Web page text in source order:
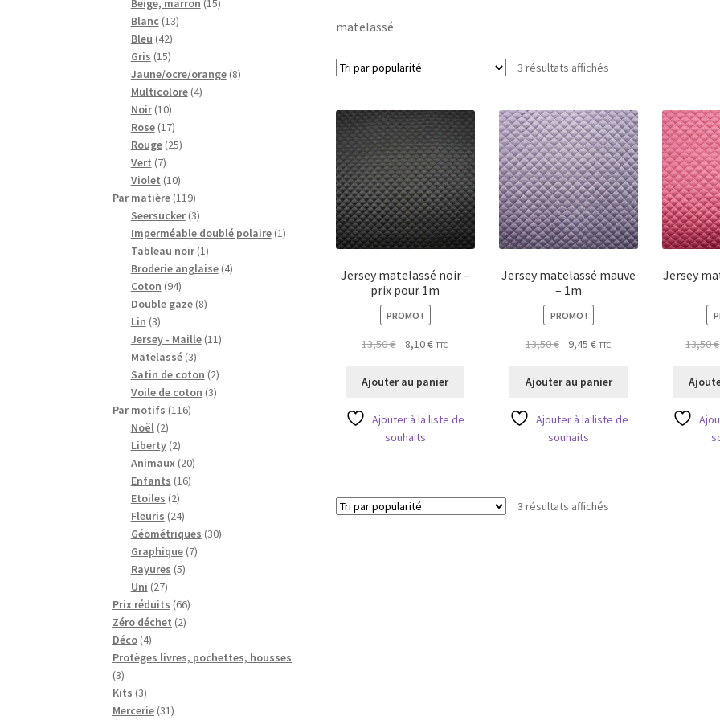
matelassé
3 résultats affichésTrié
Jersey matelassé noir –
prix pour 1m
PROMO !
13,50€
Le
initial
13,50 €.
8,10€Le
actuel
8,10 €.
TTC
Ajouter au panier
Ajouter à la liste de
souhaits
Jersey matelassé mauve
– 1m
PROMO !
13,50€
Le
initial
13,50 €.
9,45€Le
actuel
9,45 €.
TTC
Ajouter au panier
Ajouter à la liste de
souhaits
Jersey
13,50€
3 résultats affichésTrié
Blanc 1313
Bleu 4242
produits
Gris 1515
produits
Jaune/ocre/orange 88
Multicolore 44
Noir 1010
produits
Rose 1717
produits
Rouge 2525
Vert 77
produits
Violet 1010
produits
Par matière 119119
produits
Seersucker 33
produits
Imperméable doublé polaire 11
Tableau noir 11
produit
Broderie anglaise 44
Coton 9494
produits
Double gaze 88
Lin 33
produits
Jersey - Maille 1111
Matelassé 33
produits
Satin de coton 22
produits
Voile de coton 33
Par motifs 116116
Noël 22
produits
Liberty 22
produits
Animaux 2020
Enfants 1616
Etoiles 22
produits
Fleuris 2424
produits
Géométriques 3030
Graphique 77
Rayures 55
Uni 2727
produits
Prix réduits 6666
Zéro déchet 22
Déco 44
produits
Protèges livres, pochettes, housses
33
produits
Kits 33
produits
Mercerie 3131